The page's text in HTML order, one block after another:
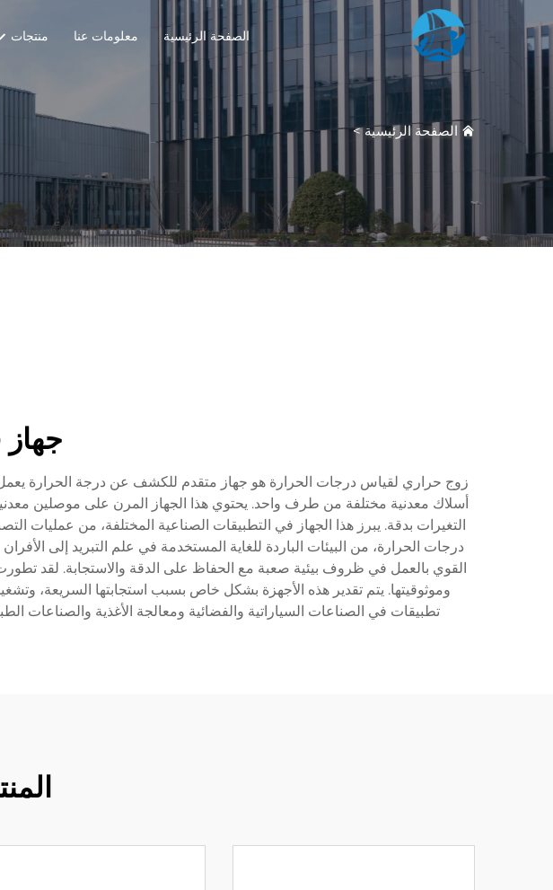
الصفحة الرئيسية معلومات عنا منتجات
الصفحة الرئيسية>
زوج حراري لقياس درجات الحرارة هو جهاز متقدم للكشف عن درجة الحرارة
أسلاك معدنية مختلفة من طرف واحد. يحتوي هذا الجهاز المرن على موصلين
التغيرات بدقة. يبرز هذا الجهاز في التطبيقات الصناعية المختلفة، من عمليات
درجات الحرارة، من البيئات الباردة للغاية المستخدمة في علم التبريد إلى
القوي بالعمل في ظروف بيئية صعبة مع الحفاظ على الدقة والاستجابة. لقد
وموثوقيتها. يتم تقدير هذه الأجهزة بشكل خاص بسبب استجابتها السريعة،
تطبيقات في الصناعات السياراتية والفضائية ومعالجة الأغذية والصناعات